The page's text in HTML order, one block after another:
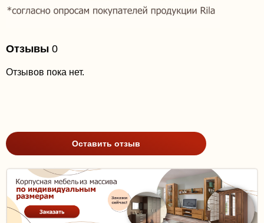
Отзывы 0
Отзывов пока нет.
Оставить отзыв